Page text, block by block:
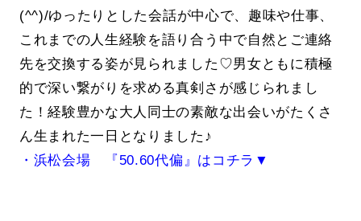
(^^)/ゆったりとした会話が中心で、趣味や仕事、
これまでの人生経験を語り合う中で自然とご連絡
先を交換する姿が見られました♡男女ともに積極
的で深い繋がりを求める真剣さが感じられまし
た！経験豊かな大人同士の素敵な出会いがたくさ
ん生まれた一日となりました♪
・浜松会場 『50.60代偏』はコチラ▼